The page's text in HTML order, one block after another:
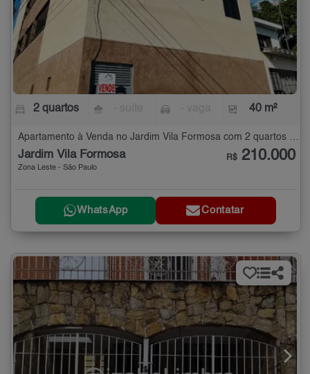
2 quartos 40 m²
Jardim Vila Formosa
Zona Leste - São Paulo
R$ 210.000
WhatsApp Contatar